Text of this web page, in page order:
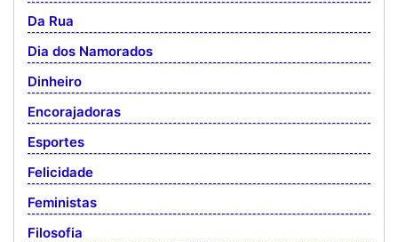
Da Rua
Dia dos Namorados
Dinheiro
Encorajadoras
Esportes
Felicidade
Feministas
Filosofia